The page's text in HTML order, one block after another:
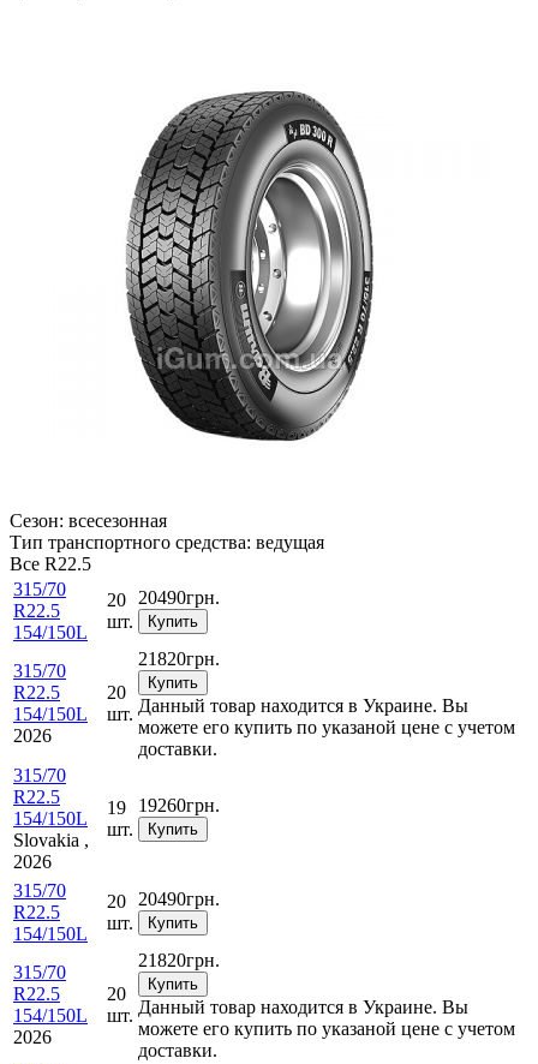
Сезон: всесезонная
Тип транспортного средства: ведущая
Все R22.5
315/70
R22.5
154/150L
20
шт.
20490грн.
Купить
315/70
R22.5
154/150L
2026
20
шт.
21820грн.
Купить
Данный товар находится в Украине. Вы
можете его купить по указаной цене с учетом
доставки.
315/70
R22.5
154/150L
Slovakia ,
2026
19
шт.
19260грн.
Купить
315/70
R22.5
154/150L
20
шт.
20490грн.
Купить
315/70
R22.5
154/150L
2026
20
шт.
21820грн.
Купить
Данный товар находится в Украине. Вы
можете его купить по указаной цене с учетом
доставки.